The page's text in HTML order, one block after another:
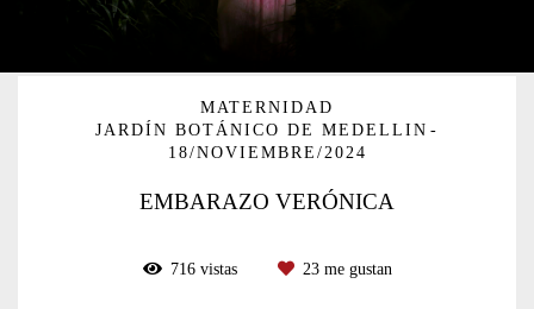
MATERNIDAD
JARDÍN BOTÁNICO DE MEDELLIN
18/NOVIEMBRE/2024
EMBARAZO VERÓNICA
716vistas 23me gustan